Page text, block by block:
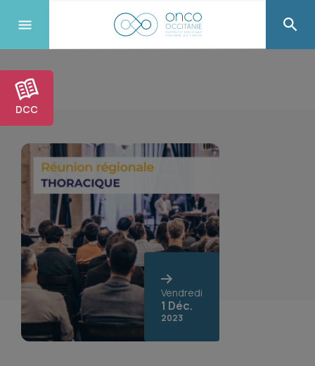
DCC
Vendredi
1 Déc.
2023